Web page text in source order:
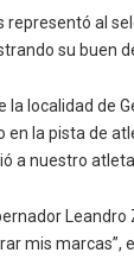
representó al
su buen
la localidad de
en la pista de
a nuestro
mis marcas”,